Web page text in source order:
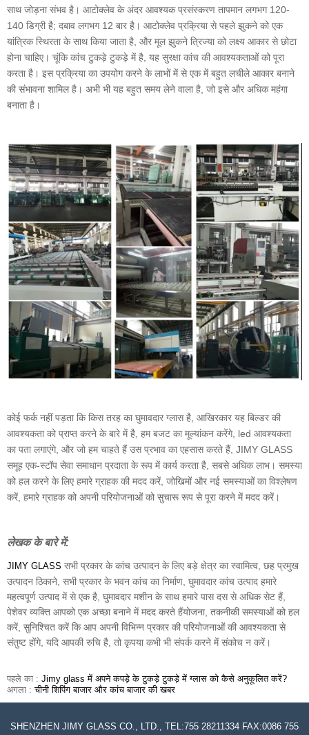
साथ जोड़ना संभव है। आटोक्लेव के अंदर आवश्यक प्रसंस्करण तापमान लगभग 120-
140 डिग्री है; दबाव लगभग 12 बार है। आटोक्लेव प्रक्रिया से पहले झुकने को एक
यांत्रिक स्थिरता के साथ किया जाता है, और मूल झुकने त्रिज्या को लक्ष्य आकार से छोटा
होना चाहिए। चूंकि कांच टुकड़े टुकड़े में है, यह सुरक्षा कांच की आवश्यकताओं को पूरा
करता है। इस प्रक्रिया का उपयोग करने के लाभों में से एक में बहुत लचीले आकार बनाने
की संभावना शामिल है। अभी भी यह बहुत समय लेने वाला है, जो इसे और अधिक महंगा
बनाता है।
कोई फर्क नहीं पड़ता कि किस तरह का घुमावदार ग्लास है, आखिरकार यह बिल्डर की
आवश्यकता को प्राप्त करने के बारे में है, हम बजट का मूल्यांकन करेंगे, led आवश्यकता
का पता लगाएंगे, और जो हम चाहते हैं उस प्रभाव का एहसास करते हैं, JIMY GLASS
समूह एक-स्टॉप सेवा समाधान प्रदाता के रूप में कार्य करता है, सबसे अधिक लाभ। समस्या
को हल करने के लिए हमारे ग्राहक की मदद करें, जोखिमों और नई समस्याओं का विश्लेषण
करें, हमारे ग्राहक को अपनी परियोजनाओं को सुचारू रूप से पूरा करने में मदद करें।
लेखक के बारे में:
JIMY GLASS सभी प्रकार के कांच उत्पादन के लिए बड़े क्षेत्र का स्वामित्व, छह प्रमुख
उत्पादन ठिकाने, सभी प्रकार के भवन कांच का निर्माण, घुमावदार कांच उत्पाद हमारे
महत्वपूर्ण उत्पाद में से एक है, घुमावदार मशीन के साथ हमारे पास दस से अधिक सेट हैं,
पेशेवर व्यक्ति आपको एक अच्छा बनाने में मदद करते हैंयोजना, तकनीकी समस्याओं को हल
करें, सुनिश्चित करें कि आप अपनी विभिन्न प्रकार की परियोजनाओं की आवश्यकता से
संतुष्ट होंगे, यदि आपकी रुचि है, तो कृपया कभी भी संपर्क करने में संकोच न करें।
पहले का : Jimy glass में अपने कपड़े के टुकड़े टुकड़े में ग्लास को कैसे अनुकूलित करें?
अगला :चीनी शिपिंग बाजार और कांच बाजार की खबर
SHENZHEN JIMY GLASS CO., LTD., TEL:755 28211334 FAX:0086 755